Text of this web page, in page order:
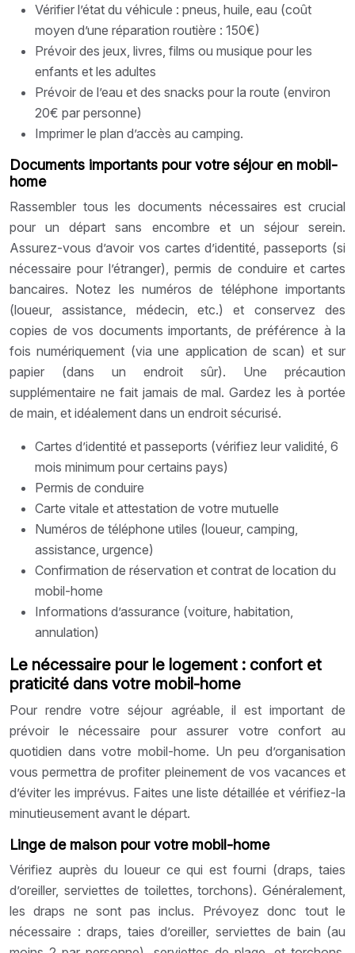
Vérifier l’état du véhicule : pneus, huile, eau (coût
moyen d’une réparation routière : 150€)
Prévoir des jeux, livres, films ou musique pour les
enfants et les adultes
Prévoir de l’eau et des snacks pour la route (environ
20€ par personne)
Imprimer le plan d’accès au camping.
Documents importants pour votre séjour en mobil-
home
Rassembler tous les documents nécessaires est crucial
pour un départ sans encombre et un séjour serein.
Assurez-vous d’avoir vos cartes d’identité, passeports (si
nécessaire pour l’étranger), permis de conduire et cartes
bancaires. Notez les numéros de téléphone importants
(loueur, assistance, médecin, etc.) et conservez des
copies de vos documents importants, de préférence à la
fois numériquement (via une application de scan) et sur
papier (dans un endroit sûr). Une précaution
supplémentaire ne fait jamais de mal. Gardez les à portée
de main, et idéalement dans un endroit sécurisé.
Cartes d’identité et passeports (vérifiez leur validité, 6
mois minimum pour certains pays)
Permis de conduire
Carte vitale et attestation de votre mutuelle
Numéros de téléphone utiles (loueur, camping,
assistance, urgence)
Confirmation de réservation et contrat de location du
mobil-home
Informations d’assurance (voiture, habitation,
annulation)
Le nécessaire pour le logement : confort et
praticité dans votre mobil-home
Pour rendre votre séjour agréable, il est important de
prévoir le nécessaire pour assurer votre confort au
quotidien dans votre mobil-home. Un peu d’organisation
vous permettra de profiter pleinement de vos vacances et
d’éviter les imprévus. Faites une liste détaillée et vérifiez-la
minutieusement avant le départ.
Linge de maison pour votre mobil-home
Vérifiez auprès du loueur ce qui est fourni (draps, taies
d’oreiller, serviettes de toilettes, torchons). Généralement,
les draps ne sont pas inclus. Prévoyez donc tout le
nécessaire : draps, taies d’oreiller, serviettes de bain (au